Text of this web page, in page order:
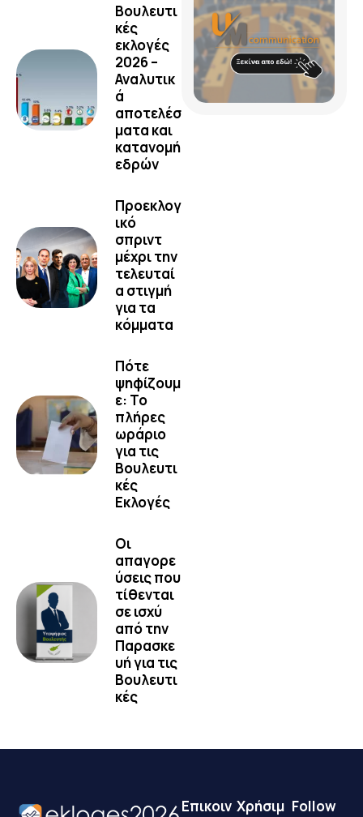
Βουλευτι
κές
εκλογές
2026 –
Αναλυτικ
ά
αποτελέσ
ματα και
κατανομή
εδρών
Προεκλογ
ικό
σπριντ
μέχρι την
τελευταί
α στιγμή
για τα
κόμματα
Πότε
ψηφίζουμ
ε: Το
πλήρες
ωράριο
για τις
Βουλευτι
κές
Εκλογές
Οι
απαγορε
ύσεις που
τίθενται
σε ισχύ
από την
Παρασκε
υή για τις
Βουλευτι
κές
Επικοιν Χρήσιμ Follow